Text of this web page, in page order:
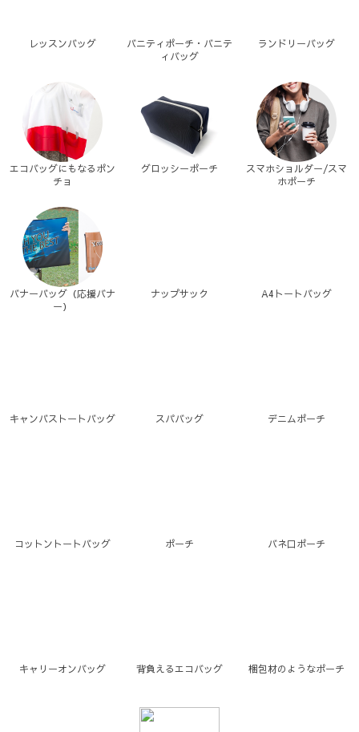
レッスンバッグ
バニティポーチ・バニテ
ィバッグ
ランドリーバッグ
エコバッグにもなるポン
チョ
グロッシーポーチ
スマホショルダー/スマ
ホポーチ
バナーバッグ（応援バナ
ー）
ナップサック A4トートバッグ
キャンバストートバッグ スパバッグ デニムポーチ
コットントートバッグ ポーチ バネ口ポーチ
キャリーオンバッグ 背負えるエコバッグ 梱包材のようなポーチ